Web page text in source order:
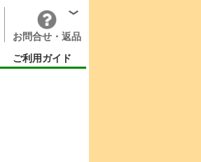
お問合せ・返品
ご利用ガイド